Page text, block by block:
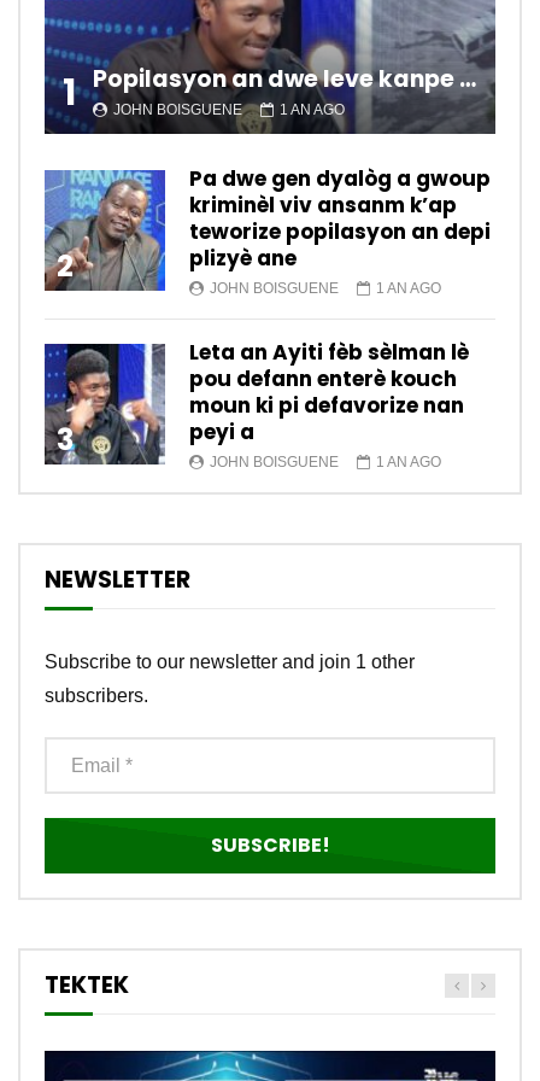
1 Popilasyon an dwe leve kanpe pou chanje sitiyasyon kawotik l’ap viv nan peyi a.
JOHN BOISGUENE 1 AN AGO
2
Pa dwe gen dyalòg a gwoup
kriminèl viv ansanm k’ap
teworize popilasyon an depi
plizyè ane
JOHN BOISGUENE 1 AN AGO
3
Leta an Ayiti fèb sèlman lè
pou defann enterè kouch
moun ki pi defavorize nan
peyi a
JOHN BOISGUENE 1 AN AGO
NEWSLETTER
Subscribe to our newsletter and join 1 other
subscribers.
TEKTEK